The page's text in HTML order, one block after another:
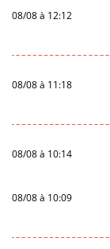
08/08 à 12:12
08/08 à 11:18
08/08 à 10:14
08/08 à 10:09